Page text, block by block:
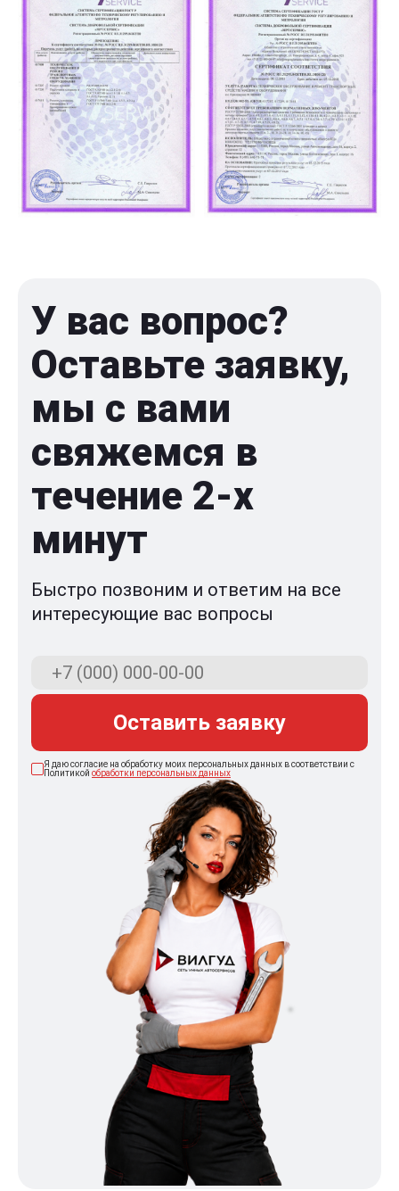
У вас вопрос?
Оставьте заявку,
мы с вами
свяжемся в
течение 2-x
минут
Быстро позвоним и ответим на все
интересующие вас вопросы
Оставить заявку
Я даю согласие на обработку моих персональных данных в соответствии с
Политикой обработки персональных данных